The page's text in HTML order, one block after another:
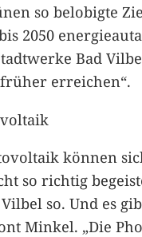
so belobigte
2050
Bad
erreichen“.
können
so richtig
so. Und es
Minkel. „Die